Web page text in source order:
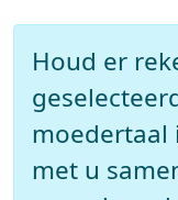
Houd er
moedertaal
met u